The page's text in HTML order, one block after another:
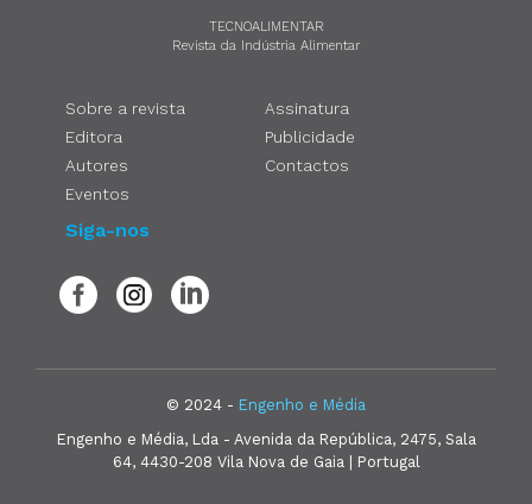
TECNOALIMENTAR
Revista da Indústria Alimentar
Sobre a revista
Editora
Autores
Eventos
Assinatura
Publicidade
Contactos
Siga-nos
© 2024 - Engenho e Média
Engenho e Média, Lda - Avenida da República, 2475, Sala
64, 4430-208 Vila Nova de Gaia | Portugal